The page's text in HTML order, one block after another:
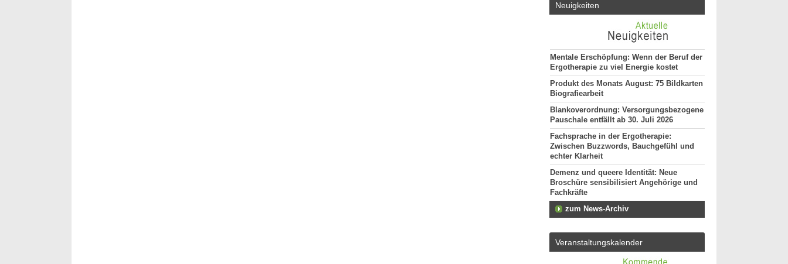
Neuigkeiten
Mentale Erschöpfung: Wenn der Beruf der
Ergotherapie zu viel Energie kostet
Produkt des Monats August: 75 Bildkarten
Biografiearbeit
Blankoverordnung: Versorgungsbezogene
Pauschale entfällt ab 30. Juli 2026
Fachsprache in der Ergotherapie:
Zwischen Buzzwords, Bauchgefühl und
echter Klarheit
Demenz und queere Identität: Neue
Broschüre sensibilisiert Angehörige und
Fachkräfte
zum News-Archiv
Veranstaltungskalender